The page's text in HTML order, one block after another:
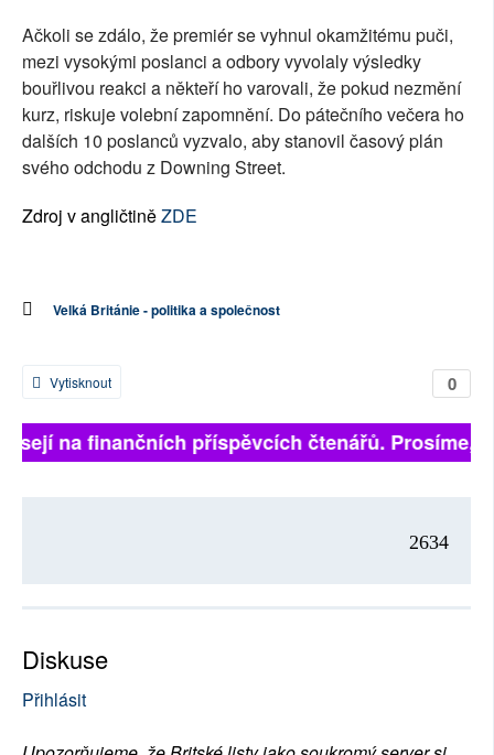
Ačkoli se zdálo, že premiér se vyhnul okamžitému puči,
mezi vysokými poslanci a odbory vyvolaly výsledky
bouřlivou reakci a někteří ho varovali, že pokud nezmění
kurz, riskuje volební zapomnění. Do pátečního večera ho
dalších 10 poslanců vyzvalo, aby stanovil časový plán
svého odchodu z Downing Street.
Zdroj v angličtiněZDE
Velká Británie - politika a společnost
0
Vytisknout
na finančních příspěvcích čtenářů. Prosíme,
2634
Diskuse
Přihlásit